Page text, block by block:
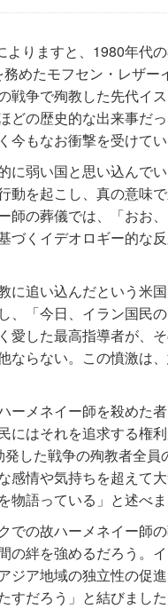
よりますと、1980年代
めたモフセン・レザ
戦争で殉教した先代イ
どの歴史的な出来事だ
今もなお衝撃を受けてい
に弱い国と思い込んで
動を起こし、真の意味
師の葬儀では、「おお
づくイデオロギー的な
に追い込んだという米
、「今日、イラン国民
愛した最高指導者が、
ならない。この憤激は
ーメネイー師を殺めた
にはそれを追求する権
した戦争の殉教者全
感情や気持ちを超えて
語っている」と述べま
での故ハーメネイー師
の絆を強めるだろう。
ジア地域の独立性の促
だろう」と結びました